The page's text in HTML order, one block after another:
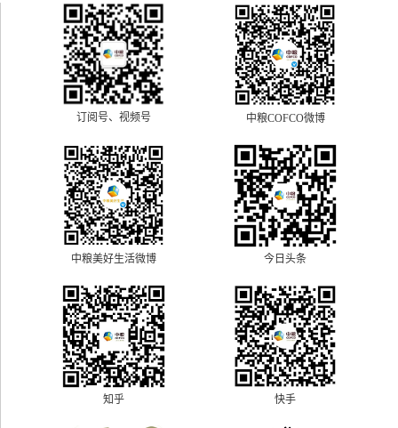
订阅号、视频号 中粮COFCO微博
中粮美好生活微博 今日头条
知乎 快手